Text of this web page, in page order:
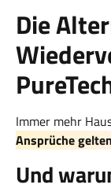
Die
Immer mehr
Ansprüche
Und